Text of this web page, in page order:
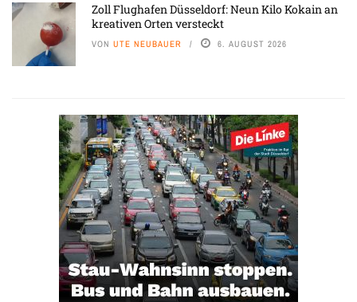
Zoll Flughafen Düsseldorf: Neun Kilo Kokain an
kreativen Orten versteckt
VON UTE NEUBAUER 6. AUGUST 2026